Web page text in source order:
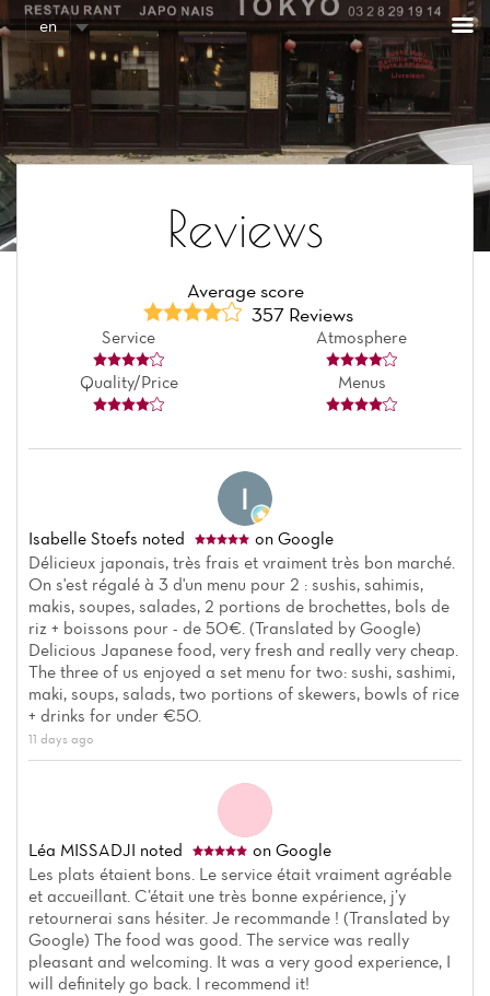
en
Reviews
Average score
357 Reviews
Service Atmosphere
Quality/Price Menus
Isabelle Stoefs noted
on Google
Délicieux japonais, très frais et vraiment très bon marché.
On s'est régalé à 3 d'un menu pour 2 : sushis, sahimis,
makis, soupes, salades, 2 portions de brochettes, bols de
riz + boissons pour - de 50€. (Translated by Google)
Delicious Japanese food, very fresh and really very cheap.
The three of us enjoyed a set menu for two: sushi, sashimi,
maki, soups, salads, two portions of skewers, bowls of rice
+ drinks for under €50.
11 days ago
Léa MISSADJI noted
on Google
Les plats étaient bons. Le service était vraiment agréable
et accueillant. C’était une très bonne expérience, j’y
retournerai sans hésiter. Je recommande ! (Translated by
Google) The food was good. The service was really
pleasant and welcoming. It was a very good experience, I
will definitely go back. I recommend it!
Cookies management panel